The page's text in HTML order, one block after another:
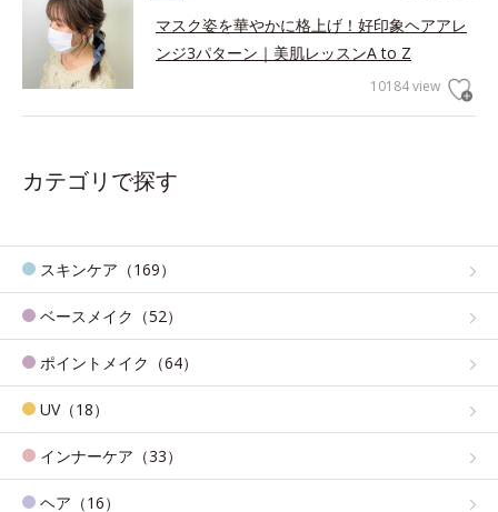
マスク姿を華やかに格上げ！好印象ヘアアレ
ンジ3パターン｜美肌レッスンA to Z
10184 view
カテゴリで探す
スキンケア（169）
ベースメイク（52）
ポイントメイク（64）
UV（18）
インナーケア（33）
ヘア（16）